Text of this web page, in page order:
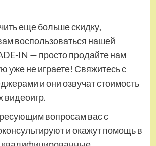
еще больше скидку,
воспользоваться нашей
IN — просто продайте нам
уже не играете! Свяжитесь с
и они озвучат стоимость
видеоигр.
вопросам вас с
и окажут помощь в